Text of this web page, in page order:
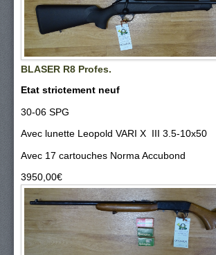
BLASER R8 Profes.
Etat strictement neuf
30-06 SPG
Avec lunette Leopold VARI X III 3.5-10x50
Avec 17 cartouches Norma Accubond
3950,00‎€